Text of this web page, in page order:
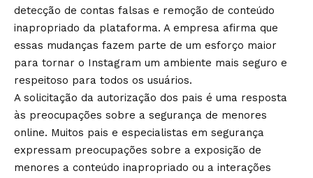
detecção de contas falsas e remoção de conteúdo
inapropriado da plataforma. A empresa afirma que
essas mudanças fazem parte de um esforço maior
para tornar o Instagram um ambiente mais seguro e
respeitoso para todos os usuários.
A solicitação da autorização dos pais é uma resposta
às preocupações sobre a segurança de menores
online. Muitos pais e especialistas em segurança
expressam preocupações sobre a exposição de
menores a conteúdo inapropriado ou a interações